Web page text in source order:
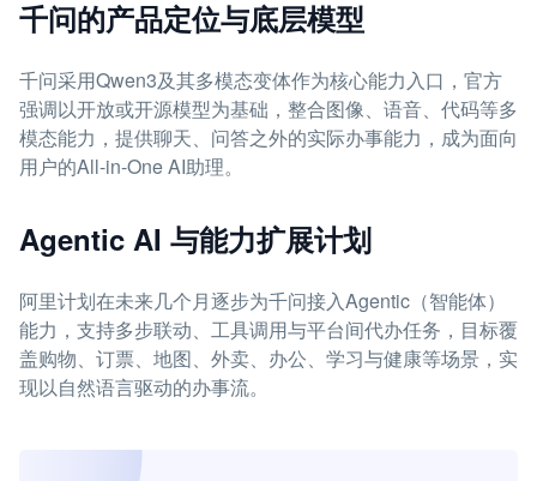
千问的产品定位与底层模型
千问采用Qwen3及其多模态变体作为核心能力入口，官方
强调以开放或开源模型为基础，整合图像、语音、代码等多
模态能力，提供聊天、问答之外的实际办事能力，成为面向
用户的All-in-One AI助理。
Agentic AI 与能力扩展计划
阿里计划在未来几个月逐步为千问接入Agentic（智能体）
能力，支持多步联动、工具调用与平台间代办任务，目标覆
盖购物、订票、地图、外卖、办公、学习与健康等场景，实
现以自然语言驱动的办事流。